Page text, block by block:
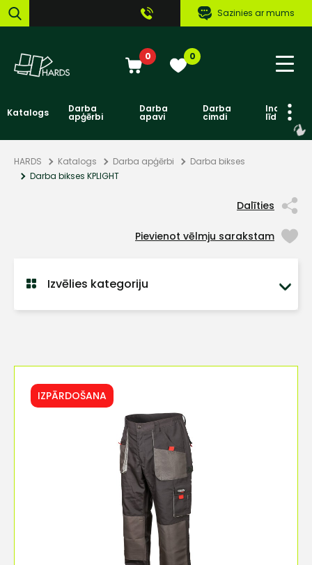
Sazinies ar mums
0 0
Katalogs Darba
apģērbi
Darba
apavi
Darba
cimdi līdzekļi
HARDS Katalogs Darba apģērbi
Darba bikses
Darba bikses KPLIGHT
Dalīties
Pievienot vēlmju sarakstam
Izvēlies kategoriju
IZPĀRDOŠANA